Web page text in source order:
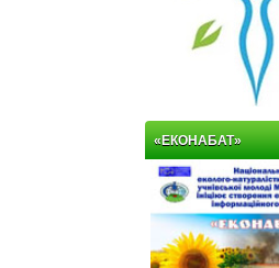
«ЕКОНАБАТ»